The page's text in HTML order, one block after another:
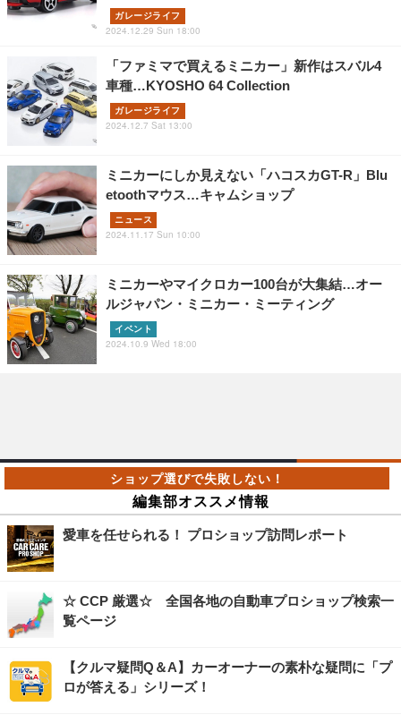
ガレージライフ
2024.12.29 Sun 18:00
「ファミマで買えるミニカー」新作はスバル4
車種…KYOSHO 64 Collection
ガレージライフ
2024.12.7 Sat 13:00
ミニカーにしか見えない「ハコスカGT-R」Blu
etoothマウス…キャムショップ
ニュース
2024.11.17 Sun 10:00
ミニカーやマイクロカー100台が大集結…オー
ルジャパン・ミニカー・ミーティング
イベント
2024.10.9 Wed 18:00
編集部オススメ情報
愛車を任せられる！ プロショップ訪問レポート
☆ CCP 厳選☆ 全国各地の自動車プロショップ検索一
覧ページ
【クルマ疑問Q＆A】カーオーナーの素朴な疑問に「プ
ロが答える」シリーズ！